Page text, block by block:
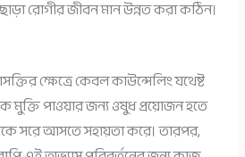
রোগীর জীবন মান উন্নত করা কঠিন।
ক্ষেত্রে কেবল কাউন্সেলিং যথেষ্ট
মুক্তি পাওয়ার জন্য ওষুধ প্রয়োজন হতে
সরে আসতে সহায়তা করে। তারপর,